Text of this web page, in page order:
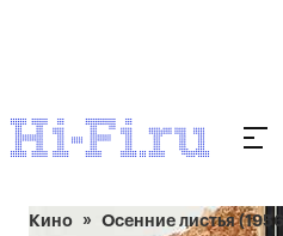
Кино Осенние листья (1956)